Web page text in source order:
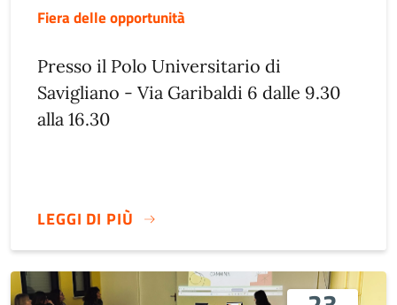
Fiera delle opportunità
Presso il Polo Universitario di
Savigliano - Via Garibaldi 6 dalle 9.30
alla 16.30
LEGGI DI PIÙ